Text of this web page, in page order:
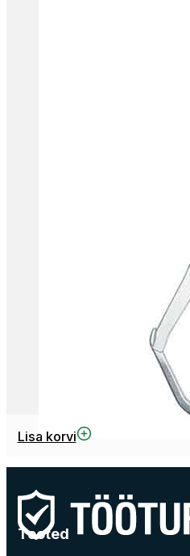
Lisa korvi
Tooted